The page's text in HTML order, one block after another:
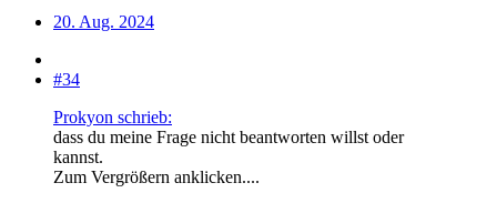
20. Aug. 2024
#34
Prokyon schrieb:
dass du meine Frage nicht beantworten willst oder
kannst.
Zum Vergrößern anklicken....